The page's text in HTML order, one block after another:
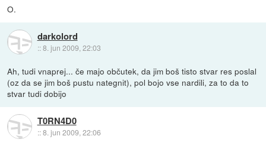
O.
darkolord
::8. jun 2009, 22:03
Ah, tudi vnaprej... če majo občutek, da jim boš tisto stvar res poslal
(oz da se jim boš pustu nategnit), pol bojo vse nardili, za to da to
stvar tudi dobijo
T0RN4D0
::8. jun 2009, 22:06